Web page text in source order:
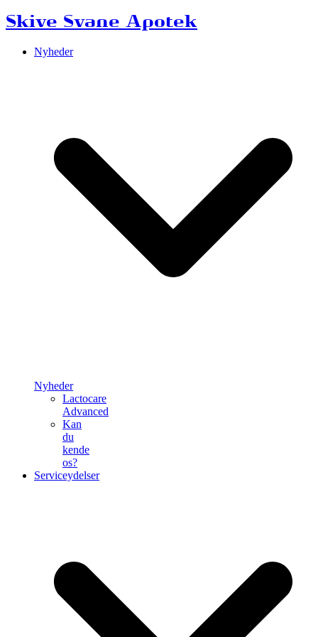
Skive Svane Apotek
Nyheder
Nyheder
Lactocare
Advanced
Kan
du
kende
os?
Serviceydelser